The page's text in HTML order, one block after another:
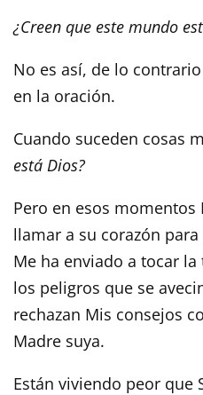
¿Creen que este mundo
No es así, de lo
en la oración.
Cuando suceden cosas
está Dios?
Pero en esos
llamar a su corazón
Me ha enviado a tocar
los peligros que se
rechazan Mis consejos
Madre suya.
Están viviendo peor que